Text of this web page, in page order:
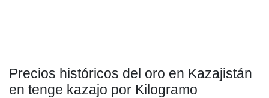
Precios históricos del oro en Kazajistán
en tenge kazajo por Kilogramo